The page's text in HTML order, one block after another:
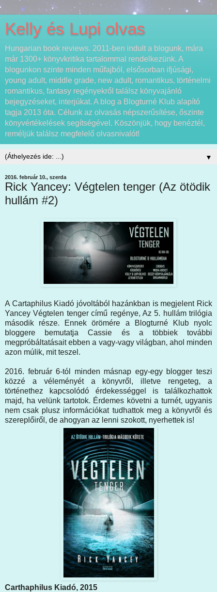
Kelly és Lupi olvas
Hungarian book reviews. 2011-ben indult a blogunk, mára
már 1300+ könyvkritika tartalommal rendelkezünk. A
blogunkon szinte minden műfajból, elsősorban ifjúsági,
young adult, middle grade, new adult, romantikus, történelmi
romantikus, fantasy regényekről találsz könyvajánló
bejegyzéseket, interjúkat. A blog a Blogturné Klub alapító
tagja 2013 óta. Célunk az olvasás népszerűsítése, őszinte
könyvértékelések segítségével. Köszönjük, hogy benéztél,
reméljük találsz megfelelő olvasnivalót!
▼
2016. február 10., szerda
Rick Yancey: Végtelen tenger (Az ötödik
hullám #2)
A Cartaphilus Kiadó jóvoltából hazánkban is megjelent Rick
Yancey Végtelen tenger című regénye, Az 5. hullám trilógia
második része. Ennek örömére a Blogturné Klub nyolc
bloggere bemutatja Cassie és a többiek további
megpróbáltatásait ebben a vagy-vagy világban, ahol minden
azon múlik, mit teszel.
2016. február 6-tól minden másnap egy-egy blogger teszi
közzé a véleményét a könyvről, illetve rengeteg, a
történethez kapcsolódó érdekességgel is találkozhattok
majd, ha velünk tartotok. Érdemes követni a turnét, ugyanis
nem csak plusz információkat tudhattok meg a könyvről és
szereplőiről, de ahogyan az lenni szokott, nyerhettek is!
Carthaphilus Kiadó, 2015